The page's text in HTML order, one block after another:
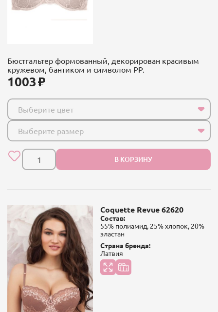
Бюстгальтер формованный, декорирован красивым
кружевом, бантиком и символом PP.
1003
Выберите цвет
Выберите размер
В КОРЗИНУ
Coquette Revue 62620
Состав:
55% полиамид, 25% хлопок, 20%
эластан
Страна бренда:
Латвия